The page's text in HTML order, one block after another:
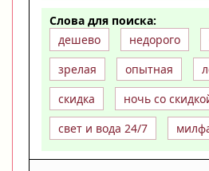
Слова для поиска:
дешево
недорого
зрелая
опытная
скидка
ночь со
свет и вода 24/7